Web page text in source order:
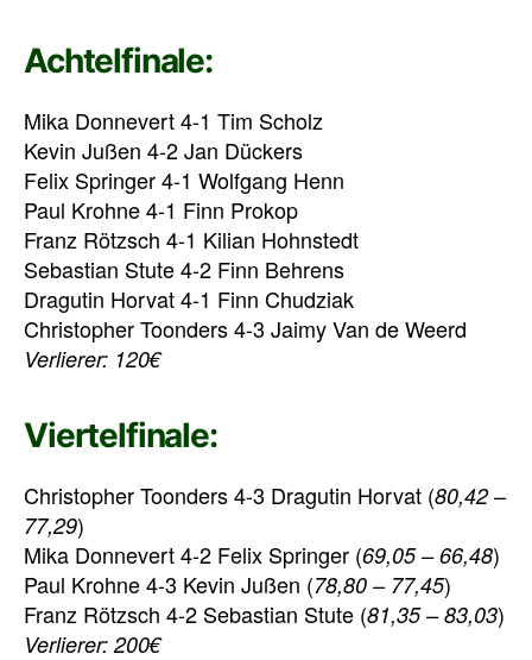
Achtelfinale:
Mika Donnevert 4-1 Tim Scholz
Kevin Jußen 4-2 Jan Dückers
Felix Springer 4-1 Wolfgang Henn
Paul Krohne 4-1 Finn Prokop
Franz Rötzsch 4-1 Kilian Hohnstedt
Sebastian Stute 4-2 Finn Behrens
Dragutin Horvat 4-1 Finn Chudziak
Christopher Toonders 4-3 Jaimy Van de Weerd
Verlierer: 120€
Viertelfinale:
Christopher Toonders 4-3 Dragutin Horvat (80,42 –
77,29)
Mika Donnevert 4-2 Felix Springer (69,05 – 66,48)
Paul Krohne 4-3 Kevin Jußen (78,80 – 77,45)
Franz Rötzsch 4-2 Sebastian Stute (81,35 – 83,03)
Verlierer: 200€